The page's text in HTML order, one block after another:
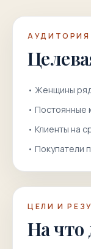
АУДИТОРИЯ
• Женщины
• Постоянные
• Клиенты на
• Покупатели
ЦЕЛИ И
На что